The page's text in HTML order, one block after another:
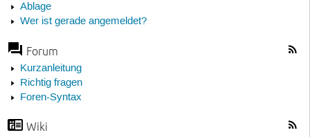
Ablage
Wer ist gerade angemeldet?
Forum
Kurzanleitung
Richtig fragen
Foren-Syntax
Wiki